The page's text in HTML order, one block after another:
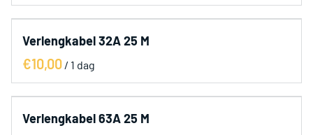
Verlengkabel 32A 25 M
/
Verlengkabel 63A 25 M